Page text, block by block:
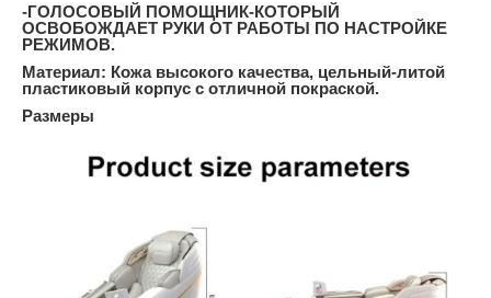
-ГОЛОСОВЫЙ ПОМОЩНИК-КОТОРЫЙ
ОСВОБОЖДАЕТ РУКИ ОТ РАБОТЫ ПО НАСТРОЙКЕ
РЕЖИМОВ.
Материал: Кожа высокого качества, цельный-литой
пластиковый корпус с отличной покраской.
Размеры